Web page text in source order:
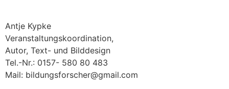
Antje Kypke
Veranstaltungskoordination,
Autor, Text- und Bilddesign
Tel.-Nr.: 0157- 580 80 483
Mail: bildungsforscher@gmail.com